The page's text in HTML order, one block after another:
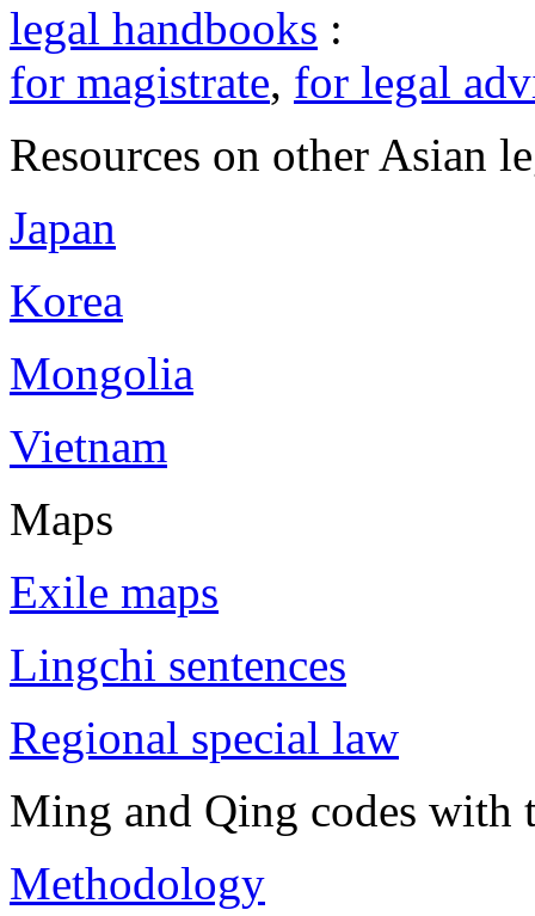
legal handbooks :
for magistrate, for legal
Resources on other Asian
Japan
Korea
Mongolia
Vietnam
Maps
Exile maps
Lingchi sentences
Regional special law
Ming and Qing codes with
Methodology